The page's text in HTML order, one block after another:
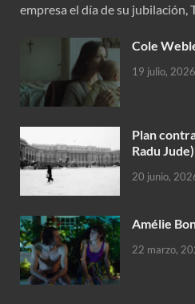
empresa el día de su jubilación,
Cole
19 julio, 2026
Plan
Radu Jude)
20 junio,
Amélie
22 marzo,